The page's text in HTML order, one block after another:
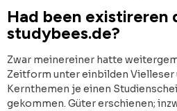
Had been existireren
studybees.de?
Zwar meinereiner hatte
Zeitform unter einbilden Vielleser
Kernthemen je einen
gekommen. Güter erschienen;